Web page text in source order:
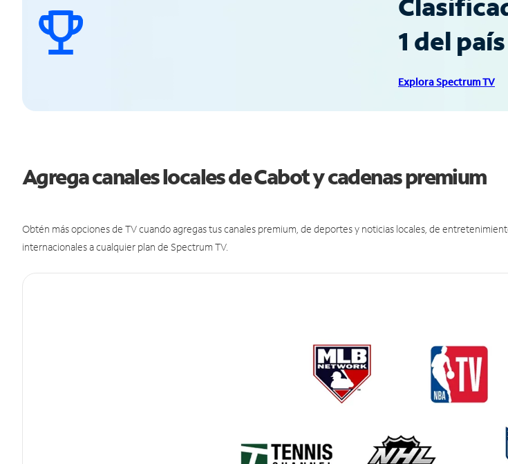
1 del país
Explora Spectrum TV
Agrega canales locales de Cabot y cadenas premium
Obtén más opciones de TV cuando agregas tus canales premium, de deportes y noticias locales, de
internacionales a cualquier plan de Spectrum TV.